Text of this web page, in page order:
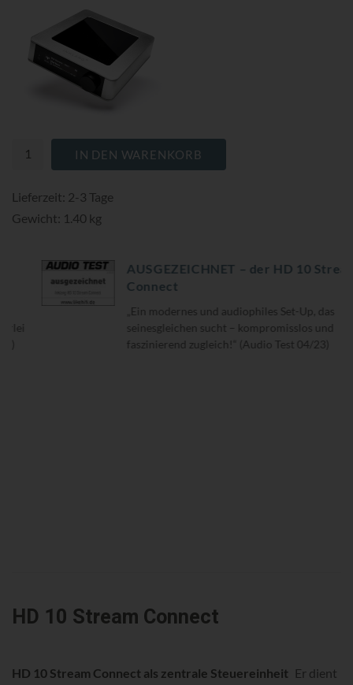
IN DEN WARENKORB
Lieferzeit: 2-3 Tage
Gewicht: 1.40 kg
AUSGEZEICHNET – der HD 10 Stream
Connect
„Ein modernes und audiophiles Set-Up, das
seinesgleichen sucht – kompromisslos und
faszinierend zugleich!“ (Audio Test 04/23)
HD 10 Stream Connect
HD 10 Stream Connect als zentrale Steuereinheit Er dient